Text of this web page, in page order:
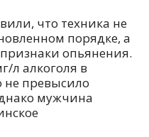
что техника не
порядке, а
опьянения.
л алкоголя в
не превысило
мужчина